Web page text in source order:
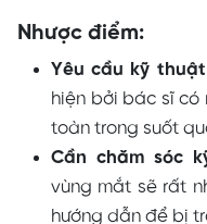
Nhược điểm:
Yêu cầu kỹ
hiện bởi bác sĩ có
toàn trong suốt
Cần chăm sóc
vùng mắt sẽ rất
hướng dẫn để bị